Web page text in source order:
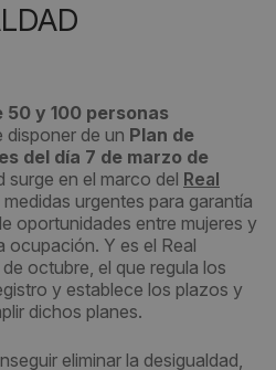
50 y 100 personas
disponer de un Plan de
del día 7 de marzo de
surge en el marco del Real
medidas urgentes para garantía
oportunidades entre mujeres y
ocupación. Y es el Real
octubre, el que regula los
y establece los plazos y
dichos planes.
eliminar la desigualdad,